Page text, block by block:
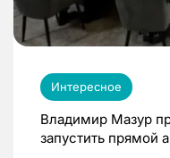
Интересное
Владимир Мазур
запустить прямой